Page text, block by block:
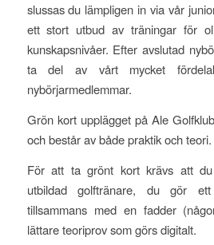
slussas du lämpligen in via vår
ett stort utbud av träningar för
kunskapsnivåer. Efter avslutad
ta del av vårt mycket
nybörjarmedlemmar.
Grön kort upplägget på Ale
och består av både praktik och teori.
För att ta grönt kort krävs att
utbildad golftränare, du gör
tillsammans med en fadder
lättare teoriprov som görs digitalt.